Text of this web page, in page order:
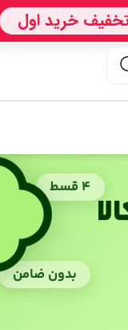
۴ قسط
بدون ضامن